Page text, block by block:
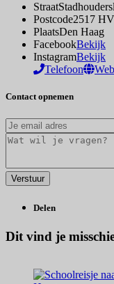
Straat
Postcode2517 HV
PlaatsDen Haag
FacebookBekijk
InstagramBekijk
Telefoon
Contact opnemen
Delen
Dit vind je